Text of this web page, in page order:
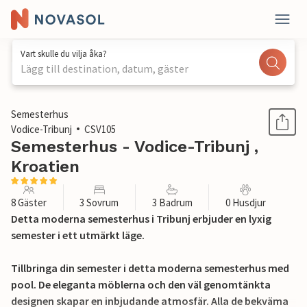
Vart skulle du vilja åka?
Lägg till destination, datum, gäster
1 / 41
Semesterhus
Vodice-Tribunj
CSV105
Semesterhus - Vodice-Tribunj ,
Kroatien
8 Gäster 3 Sovrum 3 Badrum 0 Husdjur
Detta moderna semesterhus i Tribunj erbjuder en lyxig
semester i ett utmärkt läge.
Tillbringa din semester i detta moderna semesterhus med
pool. De eleganta möblerna och den väl genomtänkta
designen skapar en inbjudande atmosfär. Alla de bekväma